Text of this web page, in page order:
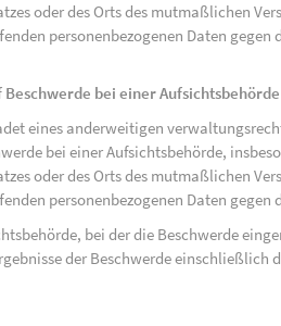
oder des Orts des mutmaßlichen
personenbezogenen Daten gegen
Beschwerde bei einer Aufsichtsbehörde
eines anderweitigen
bei einer Aufsichtsbehörde,
oder des Orts des mutmaßlichen
personenbezogenen Daten gegen
bei der die Beschwerde
der Beschwerde